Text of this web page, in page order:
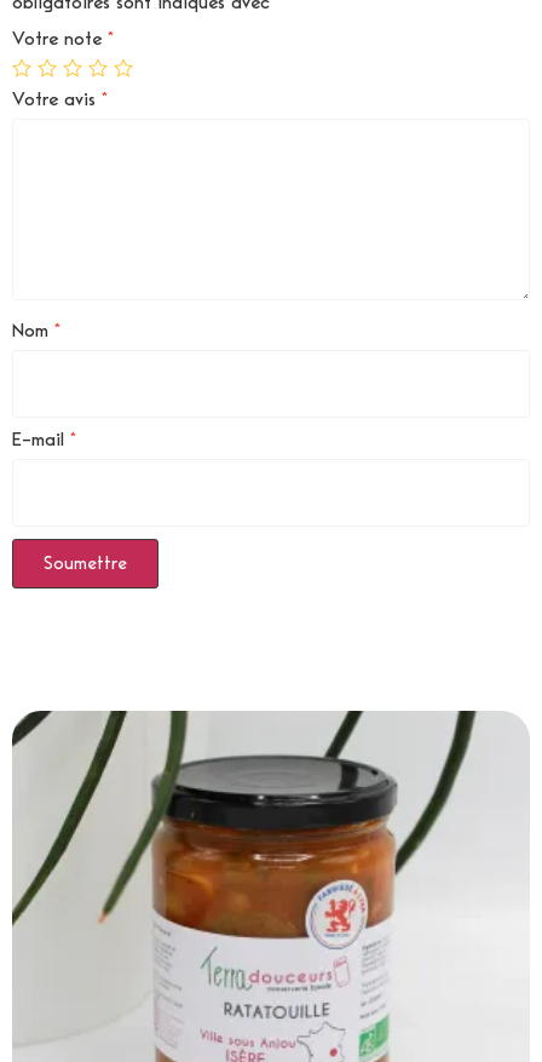
Votre note *
Votre avis *
Nom *
E-mail *